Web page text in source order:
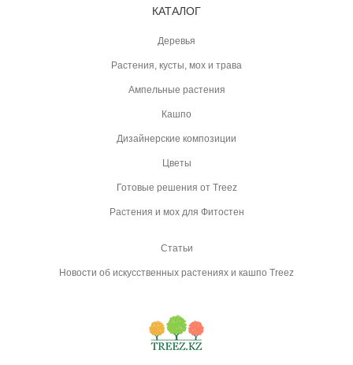
КАТАЛОГ
Деревья
Растения, кусты, мох и трава
Ампельные растения
Кашпо
Дизайнерские композиции
Цветы
Готовые решения от Treez
Растения и мох для Фитостен
Статьи
Новости об искусственных растениях и кашпо Treez